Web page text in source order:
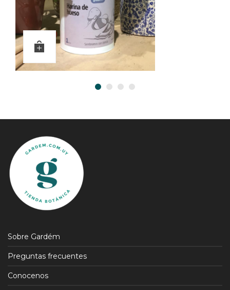
Sobre Gardém
Preguntas frecuentes
Conocenos